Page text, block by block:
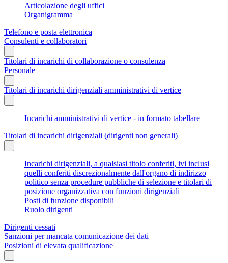
Articolazione degli uffici
Organigramma
Telefono e posta elettronica
Consulenti e collaboratori
Titolari di incarichi di collaborazione o consulenza
Personale
Titolari di incarichi dirigenziali amministrativi di vertice
Incarichi amministrativi di vertice - in formato tabellare
Titolari di incarichi dirigenziali (dirigenti non generali)
Incarichi dirigenziali, a qualsiasi titolo conferiti, ivi inclusi
quelli conferiti discrezionalmente dall'organo di indirizzo
politico senza procedure pubbliche di selezione e titolari di
posizione organizzativa con funzioni dirigenziali
Posti di funzione disponibili
Ruolo dirigenti
Dirigenti cessati
Sanzioni per mancata comunicazione dei dati
Posizioni di elevata qualificazione